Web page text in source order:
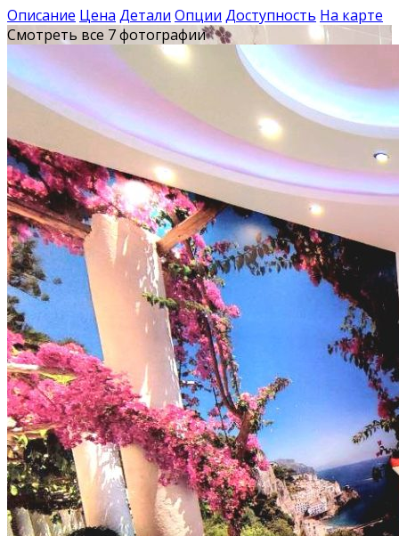
Описание Цена Детали Опции Доступность На карте
Смотреть все 7 фотографии